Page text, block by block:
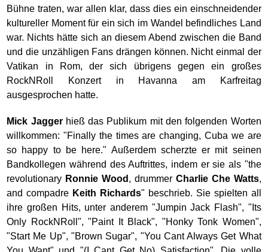
Bühne traten, war allen klar, dass dies ein einschneidender
kultureller Moment für ein sich im Wandel befindliches Land
war. Nichts hätte sich an diesem Abend zwischen die Band
und die unzähligen Fans drängen können. Nicht einmal der
Vatikan in Rom, der sich übrigens gegen ein großes
RockNRoll Konzert in Havanna am Karfreitag
ausgesprochen hatte.
Mick Jaggerhieß das Publikum mit den folgenden Worten
willkommen: "Finally the times are changing, Cuba we are
so happy to be here." Außerdem scherzte er mit seinen
Bandkollegen während des Auftrittes, indem er sie als "the
revolutionary Ronnie Wood , drummer Charlie Che Watts,
and compadre Keith Richards" beschrieb. Sie spielten all
ihre großen Hits, unter anderem "Jumpin Jack Flash", "Its
Only RockNRoll", "Paint It Black", "Honky Tonk Women",
"Start Me Up", "Brown Sugar", "You Cant Always Get What